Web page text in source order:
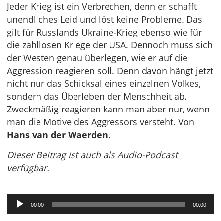
Jeder Krieg ist ein Verbrechen, denn er schafft
unendliches Leid und löst keine Probleme. Das
gilt für Russlands Ukraine-Krieg ebenso wie für
die zahllosen Kriege der USA. Dennoch muss sich
der Westen genau überlegen, wie er auf die
Aggression reagieren soll. Denn davon hängt jetzt
nicht nur das Schicksal eines einzelnen Volkes,
sondern das Überleben der Menschheit ab.
Zweckmäßig reagieren kann man aber nur, wenn
man die Motive des Aggressors versteht. Von
Hans van der Waerden.
Dieser Beitrag ist auch als Audio-Podcast
verfügbar.
Audio-
Player
00:00 00:00